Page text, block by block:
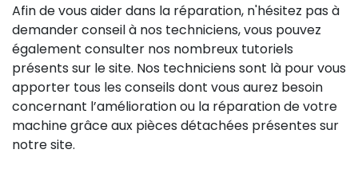
Afin de vous aider dans la réparation, n'hésitez pas à
demander conseil à nos techniciens, vous pouvez
également consulter nos nombreux tutoriels
présents sur le site. Nos techniciens sont là pour vous
apporter tous les conseils dont vous aurez besoin
concernant l’amélioration ou la réparation de votre
machine grâce aux pièces détachées présentes sur
notre site.